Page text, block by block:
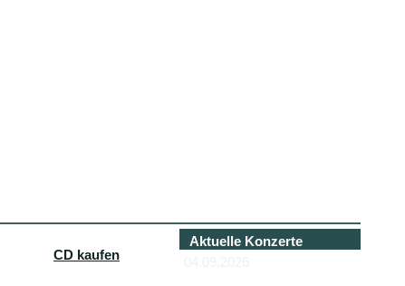
CD kaufen
Aktuelle Konzerte